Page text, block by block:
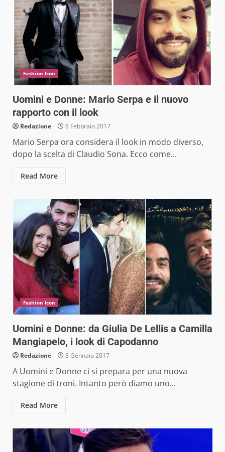
Fashion Icon
Uomini e Donne: Mario Serpa e il nuovo
rapporto con il look
Redazione 6 Febbraio 2017
Mario Serpa ora considera il look in modo diverso,
dopo la scelta di Claudio Sona. Ecco come...
Read More
Fashion Icon
Uomini e Donne: da Giulia De Lellis a Camilla
Mangiapelo, i look di Capodanno
Redazione 3 Gennaio 2017
A Uomini e Donne ci si prepara per una nuova
stagione di troni. Intanto però diamo uno...
Read More